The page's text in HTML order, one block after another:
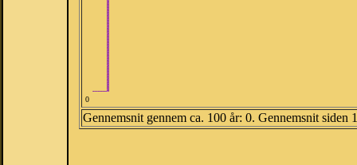
0
Gennemsnit gennem ca. 100 år: 0. Gennemsnit siden